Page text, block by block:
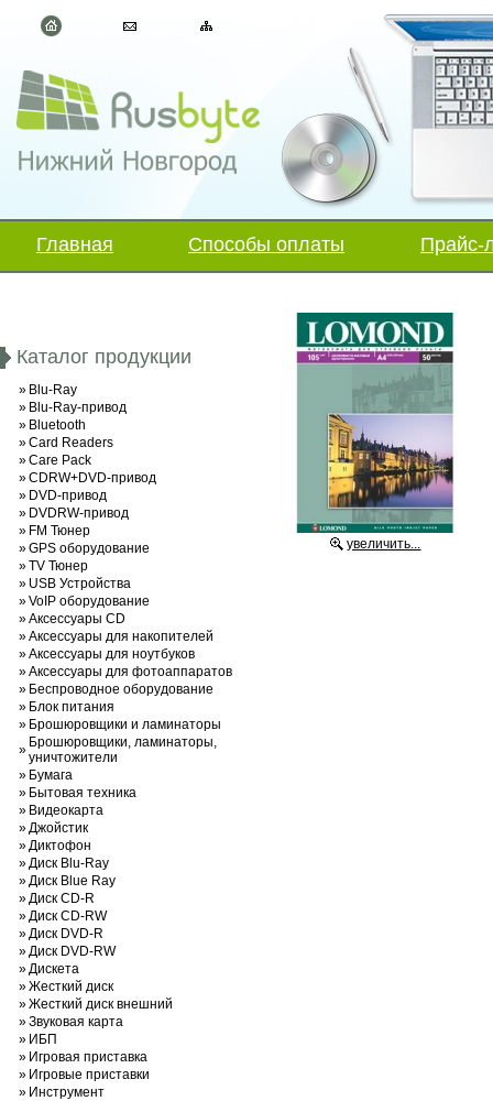
Главная Способы оплаты Прайс-
Каталог продукции
» Blu-Ray
» Blu-Ray-привод
» Bluetooth
»Card Readers
»Care Pack
»CDRW+DVD-привод
» DVD-привод
» DVDRW-привод
» FM Тюнер
»GPS оборудование
»TV Тюнер
» USB Устройства
»VoIP оборудование
»Аксессуары CD
»Аксессуары для накопителей
»Аксессуары для ноутбуков
»Аксессуары для фотоаппаратов
» Беспроводное оборудование
» Блок питания
» Брошюровщики и ламинаторы
» Брошюровщики, ламинаторы,
уничтожители
» Бумага
» Бытовая техника
» Видеокарта
»Джойстик
»Диктофон
»Диск Blu-Ray
»Диск Blue Ray
»Диск CD-R
»Диск CD-RW
»Диск DVD-R
»Диск DVD-RW
»Дискета
»Жесткий диск
»Жесткий диск внешний
»Звуковая карта
» ИБП
» Игровая приставка
» Игровые приставки
» Инструмент
увеличить...